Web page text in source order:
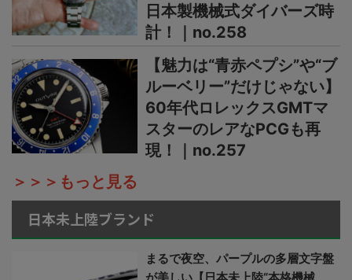
日本製機械式ダイバーズ時
計！｜no.258
【魅力は“青赤ペプシ”や“ブ
ルーベリー”だけじゃない】
60年代ロレックスGMTマ
スターのレアなPCGも再
現！｜no.257
＞＞＞もっと見る
日本未上陸ブランド
まるで夜空、パープルの多層文字盤